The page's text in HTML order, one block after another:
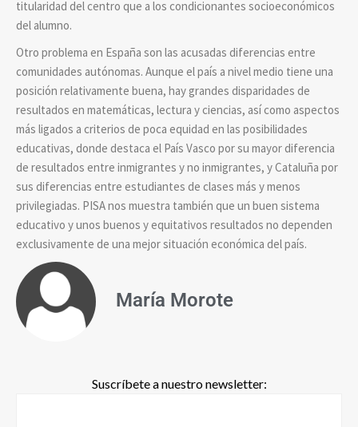
titularidad del centro que a los condicionantes socioeconómicos
del alumno.
Otro problema en España son las acusadas diferencias entre
comunidades autónomas. Aunque el país a nivel medio tiene una
posición relativamente buena, hay grandes disparidades de
resultados en matemáticas, lectura y ciencias, así como aspectos
más ligados a criterios de poca equidad en las posibilidades
educativas, donde destaca el País Vasco por su mayor diferencia
de resultados entre inmigrantes y no inmigrantes, y Cataluña por
sus diferencias entre estudiantes de clases más y menos
privilegiadas. PISA nos muestra también que un buen sistema
educativo y unos buenos y equitativos resultados no dependen
exclusivamente de una mejor situación económica del país.
María Morote
Suscríbete a nuestro newsletter: